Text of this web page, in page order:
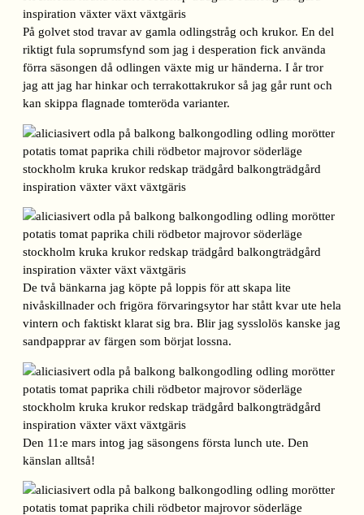
På golvet stod travar av gamla odlingstråg och krukor. En del
riktigt fula soprumsfynd som jag i desperation fick använda
förra säsongen då odlingen växte mig ur händerna. I år tror
jag att jag har hinkar och terrakottakrukor så jag går runt och
kan skippa flagnade tomteröda varianter.
De två bänkarna jag köpte på loppis för att skapa lite
nivåskillnader och frigöra förvaringsytor har stått kvar ute hela
vintern och faktiskt klarat sig bra. Blir jag sysslolös kanske jag
sandpapprar av färgen som börjat lossna.
Den 11:e mars intog jag säsongens första lunch ute. Den
känslan alltså!